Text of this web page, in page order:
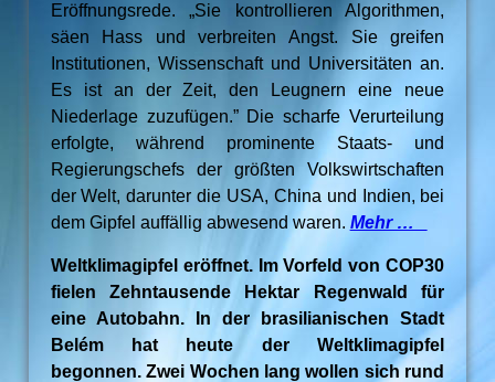
Eröffnungsrede. „Sie kontrollieren Algorithmen,
säen Hass und verbreiten Angst. Sie greifen
Institutionen, Wissenschaft und Universitäten an.
Es ist an der Zeit, den Leugnern eine neue
Niederlage zuzufügen.” Die scharfe Verurteilung
erfolgte, während prominente Staats- und
Regierungschefs der größten Volkswirtschaften
der Welt, darunter die USA, China und Indien, bei
dem Gipfel auffällig abwesend waren. Mehr …
Weltklimagipfel eröffnet. Im Vorfeld von COP30
fielen Zehntausende Hektar Regenwald für
eine Autobahn. In der brasilianischen Stadt
Belém hat heute der Weltklimagipfel
begonnen. Zwei Wochen lang wollen sich rund